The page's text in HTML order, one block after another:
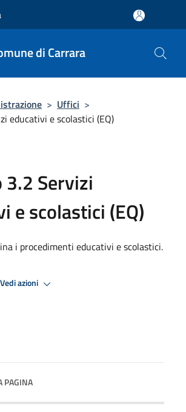
di Carrara
> Uffici >
educativi e scolastici (EQ)
Servizi
e scolastici (EQ)
i procedimenti educativi e scolastici.
Vedi azioni
PAGINA